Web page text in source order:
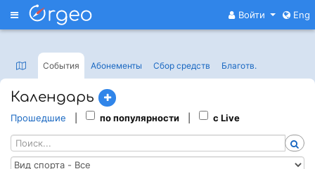
Меню Войти Eng
События Абонементы Сбор средств Благотв.
Календарь
Прошедшие по популярности с Live